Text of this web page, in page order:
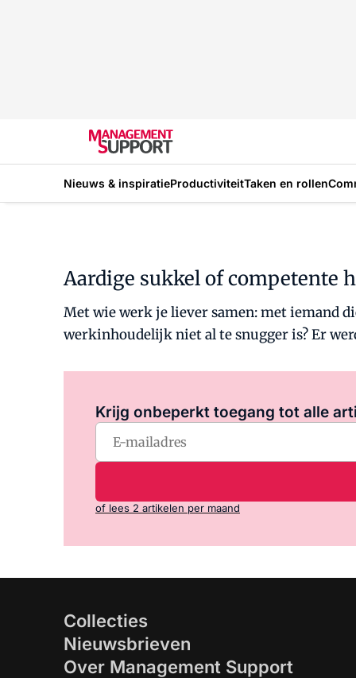
Nieuws & inspiratieProductiviteitTaken en rollen
Aardige sukkel of competente
Met wie werk je liever samen: met iemand
werkinhoudelijk niet al te snugger is? Er
Krijg onbeperkt toegang tot alle
of lees 2 artikelen per maand
Collecties
Nieuwsbrieven
Over Management Support